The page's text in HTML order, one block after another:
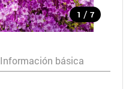
1 / 7
Información básica